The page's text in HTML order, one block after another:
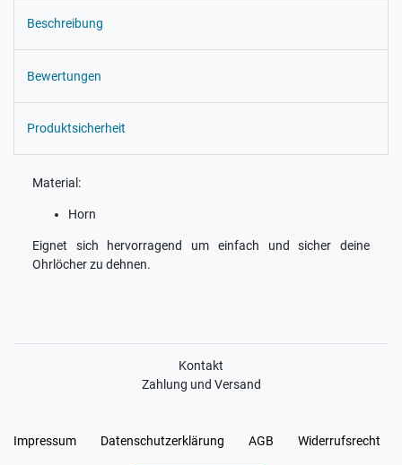
Beschreibung
Bewertungen
Produktsicherheit
Material:
Horn
Eignet sich hervorragend um einfach und sicher deine
Ohrlöcher zu dehnen.
Kontakt
Zahlung und Versand
Impressum Daten­schutz­erklärung AGB Widerrufs­recht